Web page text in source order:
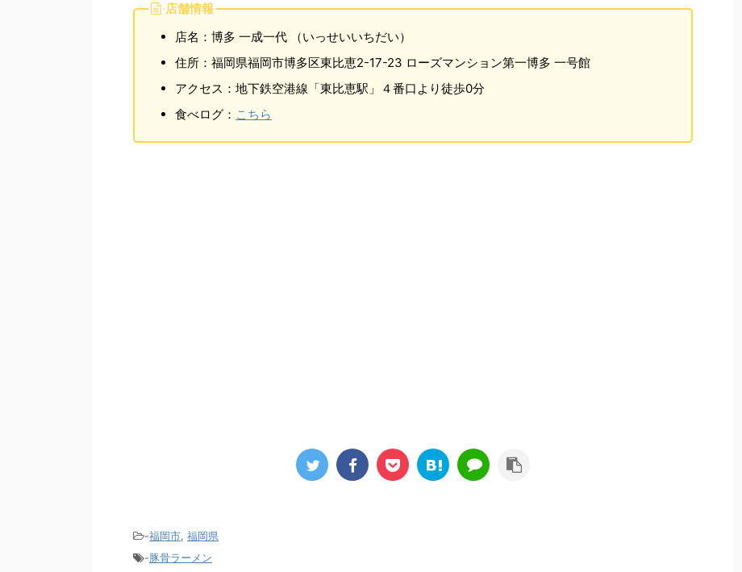
店舗情報
店名：博多 一成一代 （いっせいいちだい）
住所：福岡県福岡市博多区東比恵2-17-23 ローズマンション第一博多 一号館
アクセス：地下鉄空港線「東比恵駅」４番口より徒歩0分
食べログ： こちら
-福岡市, 福岡県
-豚骨ラーメン